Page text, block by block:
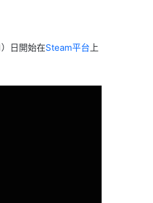
日開始在Steam平台 上